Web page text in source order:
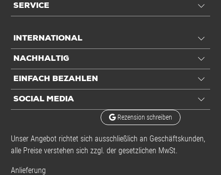
SERVICE
INTERNATIONAL
NACHHALTIG
EINFACH BEZAHLEN
SOCIAL MEDIA
Rezension schreiben
Unser Angebot richtet sich ausschließlich an Geschäftskunden,
alle Preise verstehen sich zzgl. der gesetzlichen MwSt.
Anlieferung